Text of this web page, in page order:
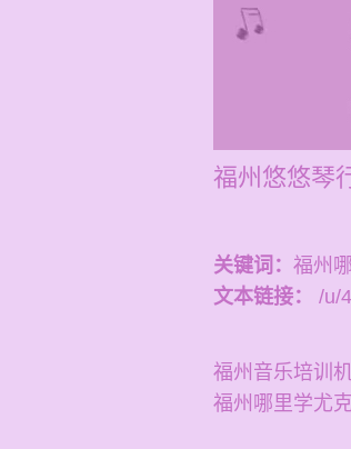
福州悠悠琴
关键词： 福州
文本链接：
/u/
福州音乐培训
福州哪里学尤